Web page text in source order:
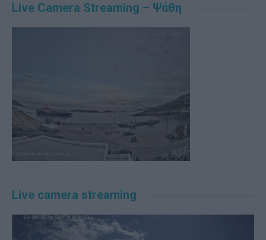
Live Camera Streaming – Ψάθη
Live camera streaming